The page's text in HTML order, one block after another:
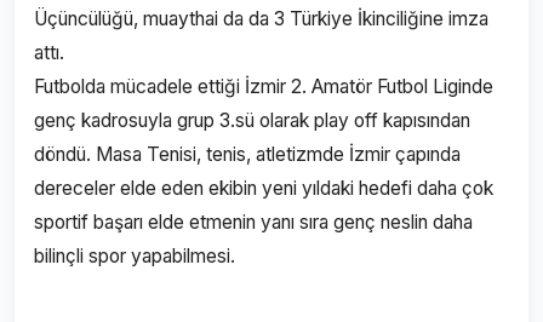
Üçüncülüğü, muaythai da da 3 Türkiye İkinciliğine imza
attı.
Futbolda mücadele ettiği İzmir 2. Amatör Futbol Liginde
genç kadrosuyla grup 3.sü olarak play off kapısından
döndü. Masa Tenisi, tenis, atletizmde İzmir çapında
dereceler elde eden ekibin yeni yıldaki hedefi daha çok
sportif başarı elde etmenin yanı sıra genç neslin daha
bilinçli spor yapabilmesi.